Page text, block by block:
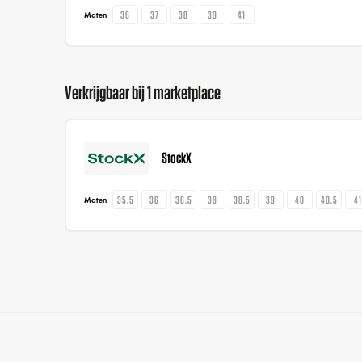
Maten 36 37 38 39 41
Verkrijgbaar bij 1 marketplace
StockX
Maten 35.5 36 36.5 38 38.5 39 40 40.5 41